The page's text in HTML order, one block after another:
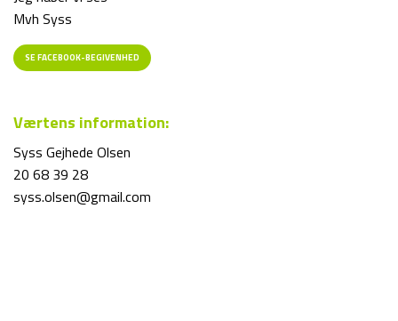
Mvh Syss
SE FACEBOOK-BEGIVENHED
Værtens information:
Syss Gejhede Olsen
20 68 39 28
syss.olsen@gmail.com